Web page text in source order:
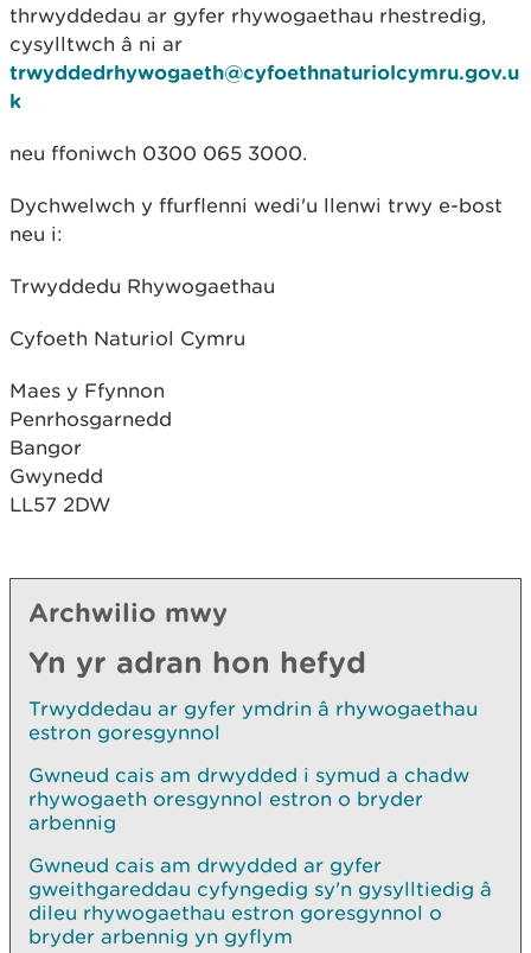
thrwyddedau ar gyfer rhywogaethau rhestredig,
cysylltwch â ni ar
trwyddedrhywogaeth@cyfoethnaturiolcymru.gov.u
k
neu ffoniwch 0300 065 3000.
Dychwelwch y ffurflenni wedi'u llenwi trwy e-bost
neu i:
Trwyddedu Rhywogaethau
Cyfoeth Naturiol Cymru
Maes y Ffynnon
Penrhosgarnedd
Bangor
Gwynedd
LL57 2DW
Archwilio mwy
Yn yr adran hon hefyd
Trwyddedau ar gyfer ymdrin â rhywogaethau
estron goresgynnol
Gwneud cais am drwydded i symud a chadw
rhywogaeth oresgynnol estron o bryder
arbennig
Gwneud cais am drwydded ar gyfer
gweithgareddau cyfyngedig sy'n gysylltiedig â
dileu rhywogaethau estron goresgynnol o
bryder arbennig yn gyflym